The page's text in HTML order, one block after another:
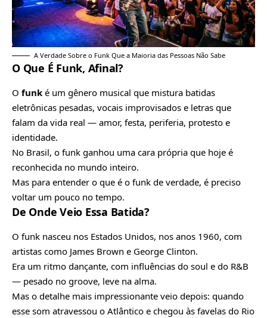
A Verdade Sobre o Funk Que a Maioria das Pessoas Não Sabe
O Que É Funk, Afinal?
O funk é um gênero musical que mistura batidas
eletrônicas pesadas, vocais improvisados e letras que
falam da vida real — amor, festa, periferia, protesto e
identidade.
No Brasil, o funk ganhou uma cara própria que hoje é
reconhecida no mundo inteiro.
Mas para entender o que é o funk de verdade, é preciso
voltar um pouco no tempo.
De Onde Veio Essa Batida?
O funk nasceu nos Estados Unidos, nos anos 1960, com
artistas como James Brown e George Clinton.
Era um ritmo dançante, com influências do soul e do R&B
— pesado no groove, leve na alma.
Mas o detalhe mais impressionante veio depois: quando
esse som atravessou o Atlântico e chegou às favelas do Rio